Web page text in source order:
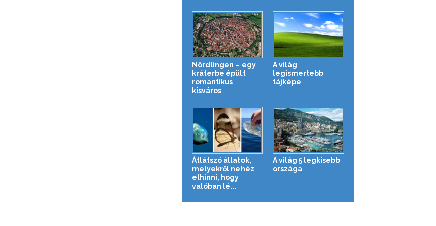
Nördlingen – egy
kráterbe épült
romantikus
kisváros
A világ
legismertebb
tájképe
Átlátszó állatok,
melyekről nehéz
elhinni, hogy
valóban lé...
A világ 5 legkisebb
országa